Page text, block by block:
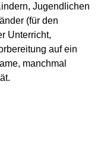
Jugendlichen
(für den
Unterricht,
auf ein
manchmal